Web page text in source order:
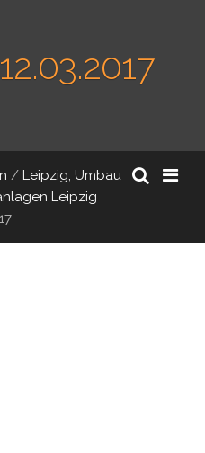
/ Leipzig, Umbau
Leipzig